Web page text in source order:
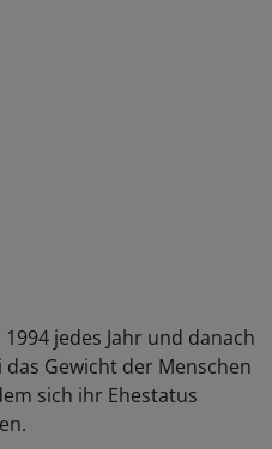
jedes Jahr und danach
das Gewicht der Menschen
sich ihr Ehestatus